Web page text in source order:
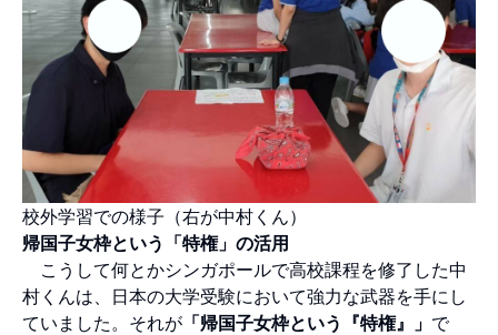
校外学習での様子（右が中村くん）
帰国子女枠という「特権」の活用
こうして何とかシンガポールで高校課程を修了した中
村くんは、日本の大学受験において強力な武器を手にし
ていました。それが 「帰国子女枠という『特権』」 で